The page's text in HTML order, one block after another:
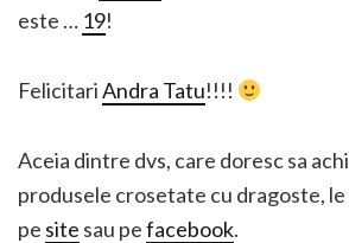
este … 19!
FelicitariAndra Tatu!!!!
Aceia dintre dvs, care doresc sa
produsele crosetate cu dragoste,
pe site sau pefacebook.